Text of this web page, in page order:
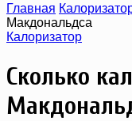
Главная
Макдональдса
Калоризатор
Сколько